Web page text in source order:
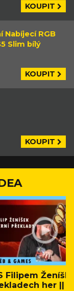
KOUPIT
Nabíjecí RGB
Slim bílý
KOUPIT
KOUPIT
Filipem
her ||